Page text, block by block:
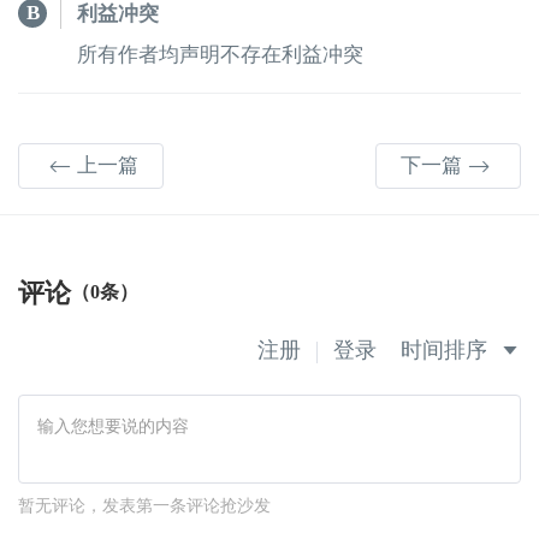
B
利益冲突
所有作者均声明不存在利益冲突
上一篇 下一篇
评论（0条）
注册 登录 时间排序
暂无评论，发表第一条评论抢沙发